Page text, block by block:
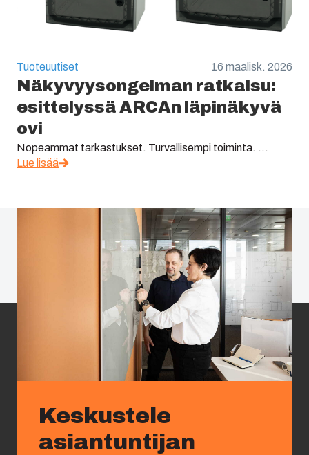
Tuoteuutiset 16 maalisk. 2026
Näkyvyysongelman ratkaisu:
esittelyssä ARCAn läpinäkyvä
ovi
Nopeammat tarkastukset. Turvallisempi toiminta. ...
Lue lisää
Keskustele
asiantuntijan